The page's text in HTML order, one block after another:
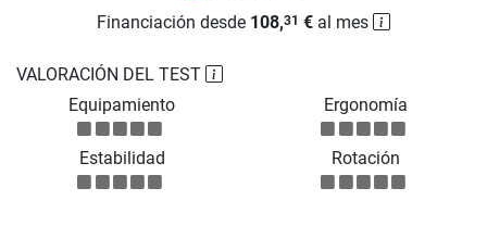
VALORACIÓN DEL TEST
Equipamiento
Ergonomía
Estabilidad Rotación
Financiación desde 108,31 € al mes